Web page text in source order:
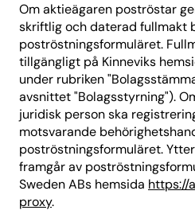
Om aktieägaren poströstar
skriftlig och daterad fullmakt
poströstningsformuläret.
tillgängligt på Kinneviks
under rubriken
avsnittet "Bolagsstyrning").
juridisk person ska
motsvarande
poströstningsformuläret.
framgår av
Sweden ABs hemsida https://
proxy.